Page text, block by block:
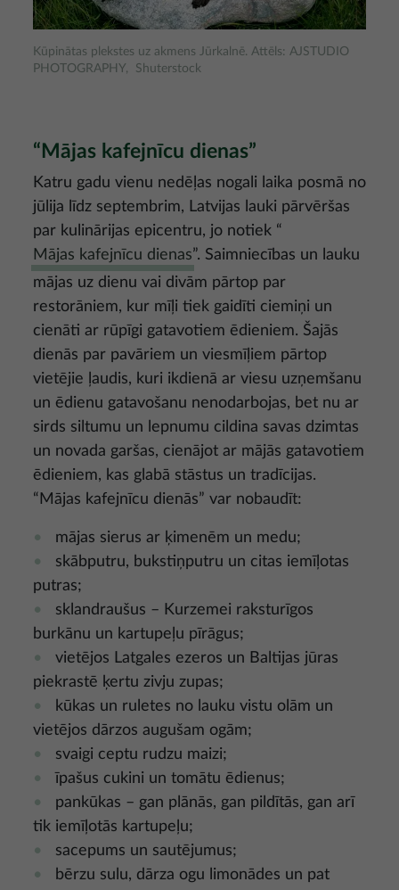
Kūpinātas plekstes uz akmens Jūrkalnē. Attēls: AJSTUDIO
PHOTOGRAPHY, Shuterstock
“Mājas kafejnīcu dienas”
Katru gadu vienu nedēļas nogali laika posmā no
jūlija līdz septembrim, Latvijas lauki pārvēršas
par kulinārijas epicentru, jo notiek “
Mājas kafejnīcu dienas”. Saimniecības un lauku
mājas uz dienu vai divām pārtop par
restorāniem, kur mīļi tiek gaidīti ciemiņi un
cienāti ar rūpīgi gatavotiem ēdieniem. Šajās
dienās par pavāriem un viesmīļiem pārtop
vietējie ļaudis, kuri ikdienā ar viesu uzņemšanu
un ēdienu gatavošanu nenodarbojas, bet nu ar
sirds siltumu un lepnumu cildina savas dzimtas
un novada garšas, cienājot ar mājās gatavotiem
ēdieniem, kas glabā stāstus un tradīcijas.
“Mājas kafejnīcu dienās” var nobaudīt:
mājas sierus ar ķimenēm un medu;
skābputru, bukstiņputru un citas iemīļotas
putras;
sklandraušus – Kurzemei raksturīgos
burkānu un kartupeļu pīrāgus;
vietējos Latgales ezeros un Baltijas jūras
piekrastē ķertu zivju zupas;
kūkas un ruletes no lauku vistu olām un
vietējos dārzos augušam ogām;
svaigi ceptu rudzu maizi;
īpašus cukini un tomātu ēdienus;
pankūkas – gan plānās, gan pildītās, gan arī
tik iemīļotās kartupeļu;
sacepums un sautējumus;
bērzu sulu, dārza ogu limonādes un pat